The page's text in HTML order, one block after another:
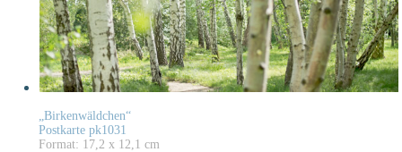
„Birkenwäldchen“
Postkarte pk1031
Format: 17,2 x 12,1 cm